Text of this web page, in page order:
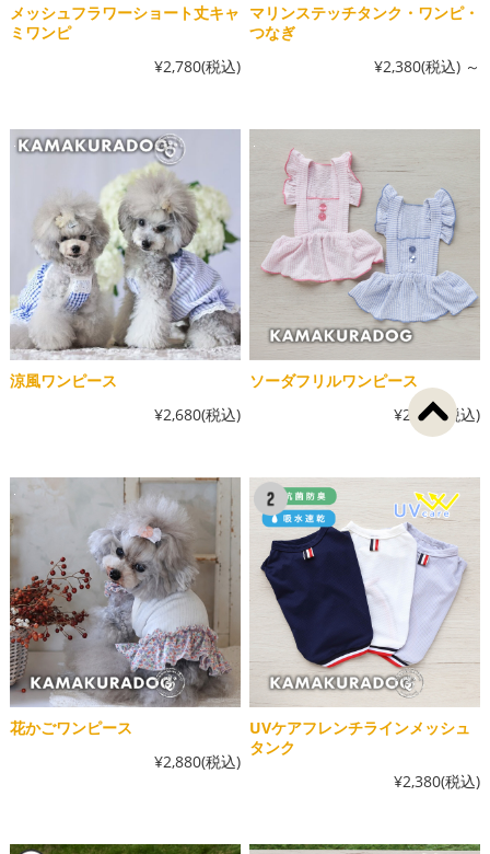
メッシュフラワーショート丈キャ
ミワンピ
¥2,780(税込)
マリンステッチタンク・ワンピ・
つなぎ
¥2,380(税込) ～
涼風ワンピース
¥2,680(税込)
ソーダフリルワンピース
¥2,880(税込)
花かごワンピース
¥2,880(税込)
UVケアフレンチラインメッシュ
タンク
¥2,380(税込)